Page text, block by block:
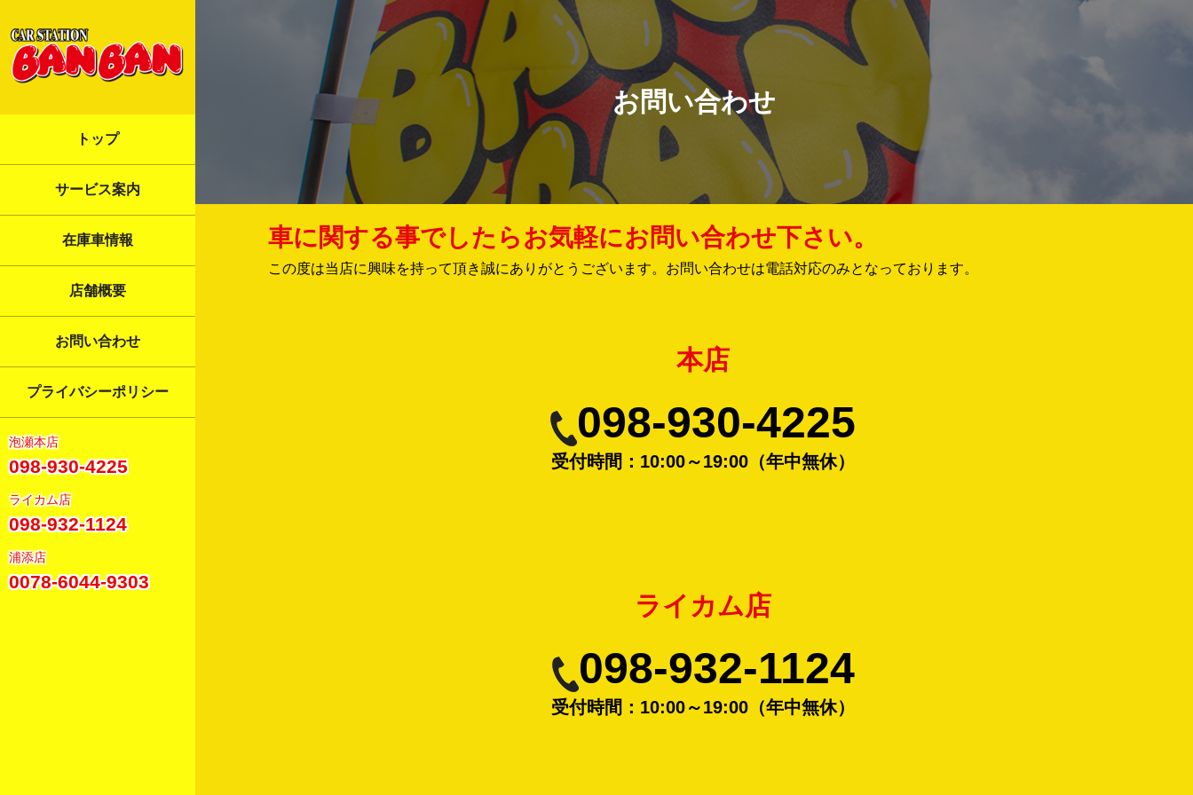
トップ
サービス案内
在庫車情報
店舗概要
お問い合わせ
プライバシーポリシー
泡瀬本店
098-930-4225
ライカム店
098-932-1124
浦添店
0078-6044-9303
お問い合わせ
車に関する事でしたらお気軽にお問い合わせ下さい。
この度は当店に興味を持って頂き誠にありがとうございます。お問い合わせは電話対応のみとなっております。
本店
098-930-4225
受付時間：10:00～19:00（年中無休）
ライカム店
098-932-1124
受付時間：10:00～19:00（年中無休）